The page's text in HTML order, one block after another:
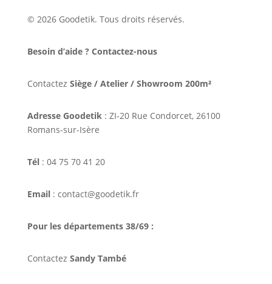
© 2026 Goodetik. Tous droits réservés.
Besoin d’aide ? Contactez-nous
Contactez Siège / Atelier / Showroom 200m²
Adresse Goodetik: ZI-20 Rue Condorcet, 26100
Romans-sur-Isère
Tél: 04 75 70 41 20
Email: contact@goodetik.fr
Pour les départements 38/69 :
Contactez Sandy També